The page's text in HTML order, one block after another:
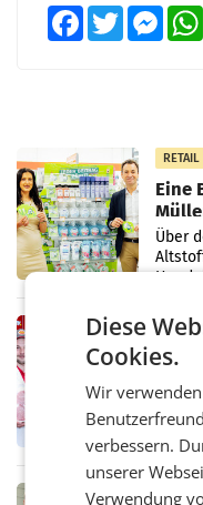
FacebookTwitter
RETAIL
Eine
Über
RETAIL
in
RETAIL
Diese
Cookies.
Wir
verbessern.
unserer
Verwendung